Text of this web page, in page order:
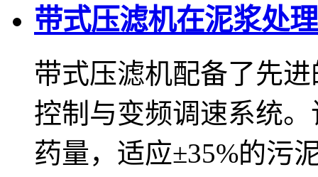
带式压滤机在泥浆处
带式压滤机配备了先
控制与变频调速系统
药量，适应±35%的污